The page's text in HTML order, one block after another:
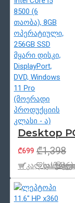
Desktop
₾699 ₾1,398